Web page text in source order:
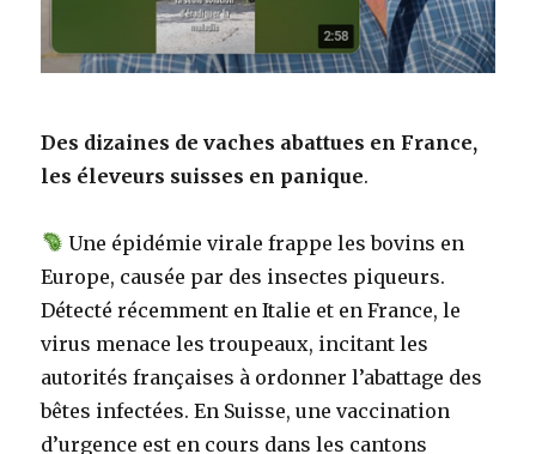
Des dizaines de vaches abattues en France,
les éleveurs suisses en panique.
Une épidémie virale frappe les bovins en
Europe, causée par des insectes piqueurs.
Détecté récemment en Italie et en France, le
virus menace les troupeaux, incitant les
autorités françaises à ordonner l’abattage des
bêtes infectées. En Suisse, une vaccination
d’urgence est en cours dans les cantons